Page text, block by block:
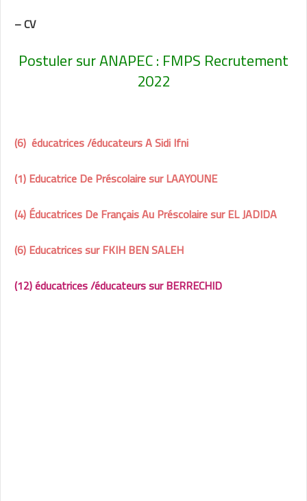
– CV
Postuler sur ANAPEC : FMPS Recrutement
2022
(6) éducatrices /éducateurs A Sidi Ifni
(1) Educatrice De Préscolaire sur LAAYOUNE
(4) Éducatrices De Français Au Préscolaire sur EL JADIDA
(6) Educatrices sur FKIH BEN SALEH
(12) éducatrices /éducateurs sur BERRECHID